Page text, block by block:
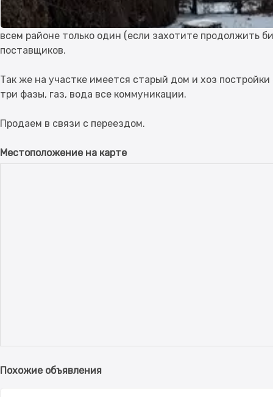
района по центральной дороге. Все коммуникации, на
магазин и сдающийся в аренду овощной магазин. Есть
всем районе только один (если захотите продолжить
поставщиков.
Так же на участке имеется старый дом и хоз
три фазы, газ, вода все коммуникации.
Местоположение на карте
Похожие объявления